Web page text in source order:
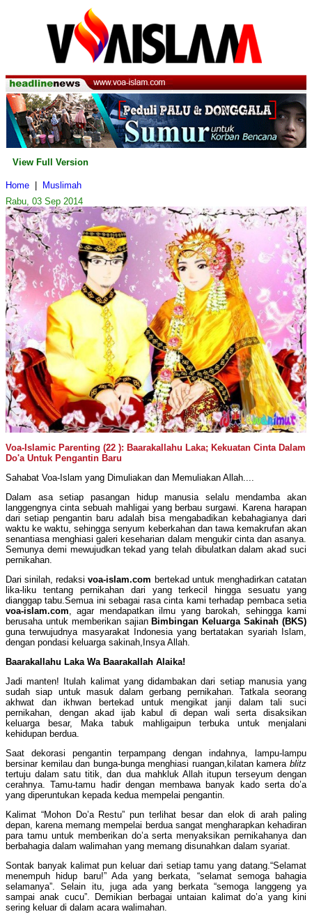
View Full Version
Home
Muslimah
Rabu, 03 Sep 2014
Voa-Islamic Parenting (22 ): Baarakallahu Laka; Kekuatan Cinta Dalam
Do'a Untuk Pengantin Baru
Sahabat Voa-Islam yang Dimuliakan dan Memuliakan Allah....
Dalam asa setiap pasangan hidup manusia selalu mendamba akan
langgengnya cinta sebuah mahligai yang berbau surgawi. Karena harapan
dari setiap pengantin baru adalah bisa mengabadikan kebahagianya dari
waktu ke waktu, sehingga senyum keberkahan dan tawa kemakrufan akan
senantiasa menghiasi galeri keseharian dalam mengukir cinta dan asanya.
Semunya demi mewujudkan tekad yang telah dibulatkan dalam akad suci
pernikahan.
Dari sinilah, redaksivoa-islam.com bertekad untuk menghadirkan catatan
lika-liku tentang pernikahan dari yang terkecil hingga sesuatu yang
dianggap tabu.Semua ini sebagai rasa cinta kami terhadap pembaca setia
voa-islam.com, agar mendapatkan ilmu yang barokah, sehingga kami
berusaha untuk memberikan sajian Bimbingan Keluarga Sakinah (BKS)
guna terwujudnya masyarakat Indonesia yang bertatakan syariah Islam,
dengan pondasi keluarga sakinah,Insya Allah.
Baarakallahu Laka Wa Baarakallah Alaika!
Jadi manten! Itulah kalimat yang didambakan dari setiap manusia yang
sudah siap untuk masuk dalam gerbang pernikahan. Tatkala seorang
akhwat dan ikhwan bertekad untuk mengikat janji dalam tali suci
pernikahan, dengan akad ijab kabul di depan wali serta disaksikan
keluarga besar, Maka tabuk mahligaipun terbuka untuk menjalani
kehidupan berdua.
Saat dekorasi pengantin terpampang dengan indahnya, lampu-lampu
bersinar kemilau dan bunga-bunga menghiasi ruangan,kilatan kamera blitz
tertuju dalam satu titik, dan dua mahkluk Allah itupun terseyum dengan
cerahnya. Tamu-tamu hadir dengan membawa banyak kado serta do’a
yang diperuntukan kepada kedua mempelai pengantin.
Kalimat “Mohon Do’a Restu” pun terlihat besar dan elok di arah paling
depan, karena memang mempelai berdua sangat mengharapkan kehadiran
para tamu untuk memberikan do’a serta menyaksikan pernikahanya dan
berbahagia dalam walimahan yang memang disunahkan dalam syariat.
Sontak banyak kalimat pun keluar dari setiap tamu yang datang.“Selamat
menempuh hidup baru!” Ada yang berkata, “selamat semoga bahagia
selamanya”. Selain itu, juga ada yang berkata “semoga langgeng ya
sampai anak cucu”. Demikian berbagai untaian kalimat do’a yang kini
sering keluar di dalam acara walimahan.